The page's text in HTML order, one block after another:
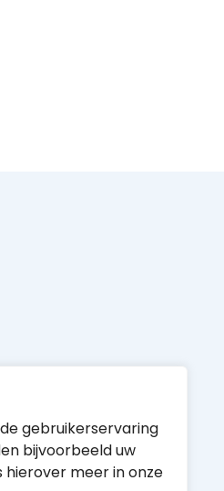
gebruikerservaring
bijvoorbeeld uw
hierover meer in onze